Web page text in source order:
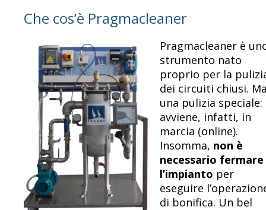
Che cos’è Pragmacleaner
Pragmacleaner è
strumento nato
proprio per la
dei circuiti chiusi.
una pulizia speciale:
avviene, infatti, in
marcia (online).
Insomma, non è
necessario fermare
l’impianto per
eseguire
di bonifica. Un bel